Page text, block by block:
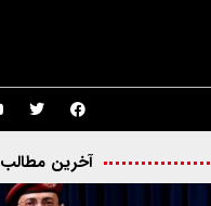
آخرین مطالب